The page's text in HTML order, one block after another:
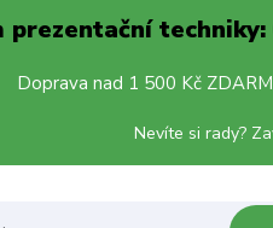
prezentační techniky:
Doprava nad 1 500 Kč
Nevíte si rady?